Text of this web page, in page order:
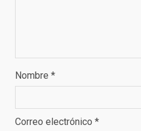
Nombre *
Correo electrónico *